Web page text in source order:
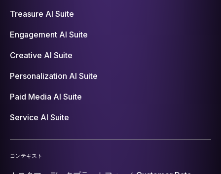
Treasure AI Suite
Engagement AI Suite
Creative AI Suite
Personalization AI Suite
Paid Media AI Suite
Service AI Suite
コンテキスト